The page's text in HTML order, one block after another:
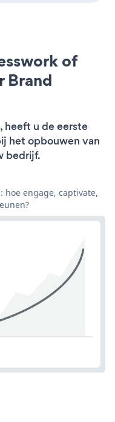
of
Brand
heeft u de eerste
het opbouwen van
bedrijf.
hoe engage, captivate,